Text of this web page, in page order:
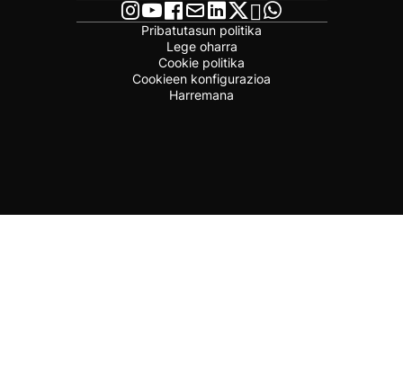
Pribatutasun politika
Lege oharra
Cookie politika
Cookieen konfigurazioa
Harremana